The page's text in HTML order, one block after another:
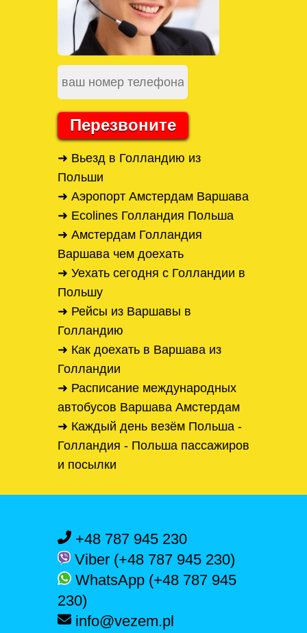
Перезвоните
➜ Вьезд в Голландию из
Польши
➜ Аэропорт Амстердам Варшава
➜ Ecolines Голландия Польша
➜ Амстердам Голландия
Варшава чем доехать
➜ Уехать сегодня с Голландии в
Польшу
➜ Рейсы из Варшавы в
Голландию
➜ Как доехать в Варшава из
Голландии
➜ Расписание международных
автобусов Варшава Амстердам
➜ Каждый день везём Польша -
Голландия - Польша пассажиров
и посылки
+48 787 945 230
Viber (+48 787 945 230)
WhatsApp (+48 787 945
230)
info@vezem.pl